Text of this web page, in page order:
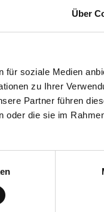
Über
für soziale Medien
zu Ihrer
Partner führen
oder die sie im